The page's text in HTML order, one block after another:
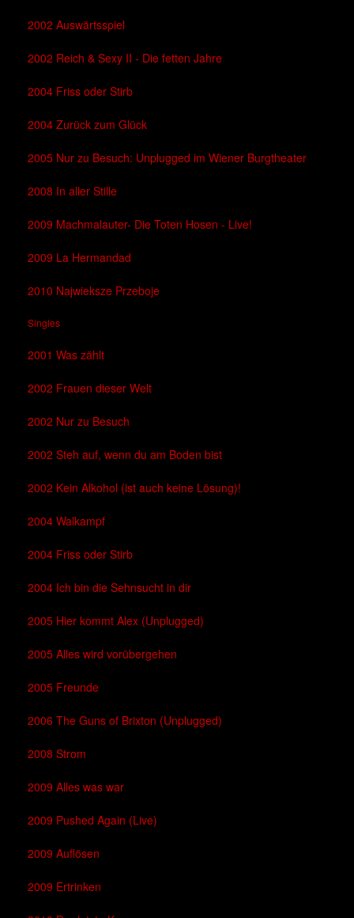
2002 Auswärtsspiel
2002 Reich & Sexy II - Die fetten Jahre
2004 Friss oder Stirb
2004 Zurück zum Glück
2005 Nur zu Besuch: Unplugged im Wiener Burgtheater
2008 In aller Stille
2009 Machmalauter- Die Toten Hosen - Live!
2009 La Hermandad
2010 Najwieksze Przeboje
Singles
2001 Was zählt
2002 Frauen dieser Welt
2002 Nur zu Besuch
2002 Steh auf, wenn du am Boden bist
2002 Kein Alkohol (ist auch keine Lösung)!
2004 Walkampf
2004 Friss oder Stirb
2004 Ich bin die Sehnsucht in dir
2005 Hier kommt Alex (Unplugged)
2005 Alles wird vorübergehen
2005 Freunde
2006 The Guns of Brixton (Unplugged)
2008 Strom
2009 Alles was war
2009 Pushed Again (Live)
2009 Auflösen
2009 Ertrinken